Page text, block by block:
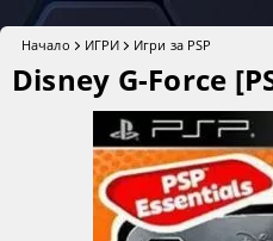
Начало ИГРИ Игри за PSP
Disney G-Force